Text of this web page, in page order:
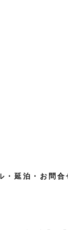
・延泊・お問合